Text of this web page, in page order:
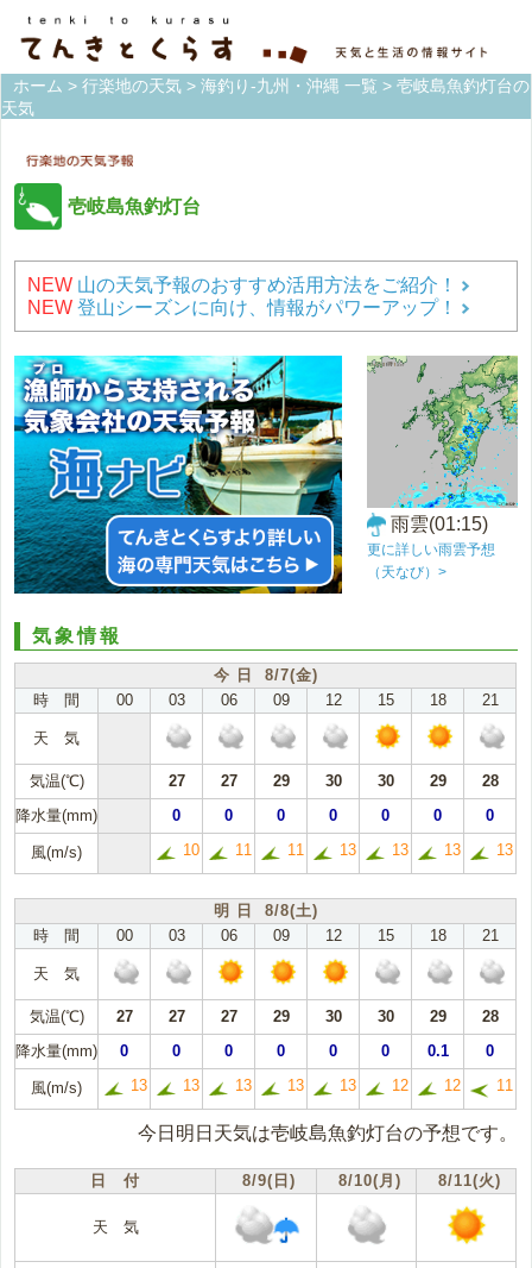
ホーム > 行楽地の天気 > 海釣り-九州・沖縄 一覧 > 壱岐島魚釣灯台の
天気
壱岐島魚釣灯台
NEW 山の天気予報のおすすめ活用方法をご紹介！
NEW 登山シーズンに向け、情報がパワーアップ！
雨雲(01:15)
更に詳しい雨雲予想
（天なび）>
気象情報
今 日 8/7(金)
時 間
00 03 06 09 12 15 18 21
天 気
気温(℃) 27 27 29 30 30 29
28
降水量(mm)
0 0 0 0 0 0 0
風(m/s) 10 11 11 13 13 13 13
明 日 8/8(土)
時 間
00 03 06 09 12 15 18 21
天 気
気温(℃) 27 27 27 29 30 30 29
28
降水量(mm)
0 0 0 0 0 0 0.1 0
風(m/s) 13 13 13 13 13 12 12 11
今日明日天気は壱岐島魚釣灯台の予想です。
日 付 8/9(日) 8/10(月) 8/11(火)
天 気